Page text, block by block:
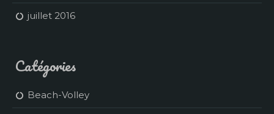
juillet 2016
Catégories
Beach-Volley